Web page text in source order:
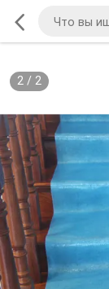
2/ 2